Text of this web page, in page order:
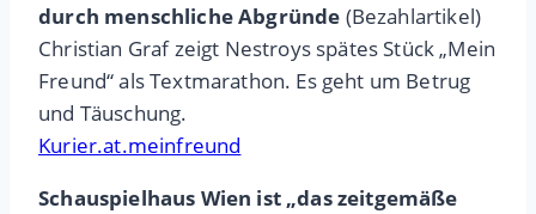
durch menschliche Abgründe (Bezahlartikel)
Christian Graf zeigt Nestroys spätes Stück „Mein
Freund“ als Textmarathon. Es geht um Betrug
und Täuschung.
Kurier.at.meinfreund
Schauspielhaus Wien ist „das zeitgemäße